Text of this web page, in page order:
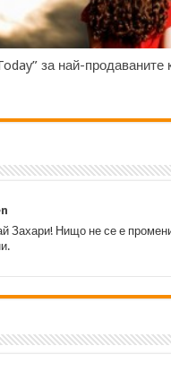
за най-
Захари! Нищо не се е